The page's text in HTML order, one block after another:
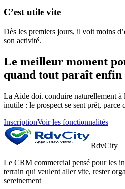
C’est utile vite
Dès les premiers jours, il voit moins
son activité.
Le meilleur moment
quand tout paraît
La Aide doit conduire naturellement à
inutile : le prospect se sent prêt, parce
InscriptionVoir les fonctionnalités
RdvCity
Le CRM commercial pensé pour les
terrain qui veulent aller vite, rester
sereinement.